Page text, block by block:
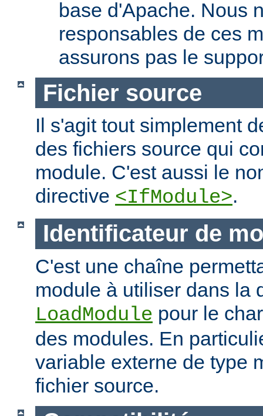
base d'Apache. Nous
responsables de ces
assurons pas le
Fichier source
Il s'agit tout simplement
des fichiers source qui
module. C'est aussi le
directive <IfModule>.
Identificateur de
C'est une chaîne
module à utiliser dans la
LoadModule pour le
des modules. En
variable externe de type
fichier source.